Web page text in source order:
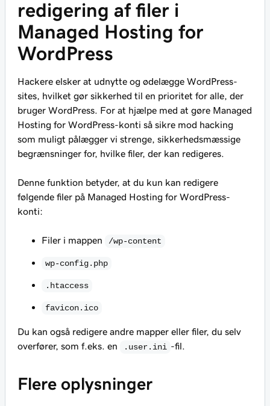
redigering af filer i
Managed Hosting for
WordPress
Hackere elsker at udnytte og ødelægge WordPress-
sites, hvilket gør sikkerhed til en prioritet for alle, der
bruger WordPress. For at hjælpe med at gøre Managed
Hosting for WordPress-konti så sikre mod hacking
som muligt pålægger vi strenge, sikkerhedsmæssige
begrænsninger for, hvilke filer, der kan redigeres.
Denne funktion betyder, at du kun kan redigere
følgende filer på Managed Hosting for WordPress-
konti:
Filer i mappen /wp-content
wp-config.php
.htaccess
favicon.ico
Du kan også redigere andre mapper eller filer, du selv
overfører, som f.eks. en
.user.ini -fil.
Flere oplysninger